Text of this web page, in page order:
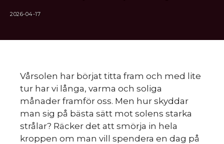
2026-04-17
Vårsolen har börjat titta fram och med lite
tur har vi långa, varma och soliga
månader framför oss. Men hur skyddar
man sig på bästa sätt mot solens starka
strålar? Räcker det att smörja in hela
kroppen om man vill spendera en dag på